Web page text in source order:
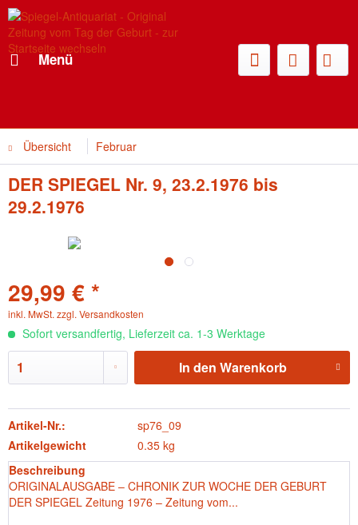
Menü
Übersicht Februar
DER SPIEGEL Nr. 9, 23.2.1976 bis
29.2.1976
29,99 € *
inkl. MwSt. zzgl. Versandkosten
Sofort versandfertig, Lieferzeit ca. 1-3 Werktage
In den Warenkorb
Artikel-Nr.:
sp76_09
Artikelgewicht
0.35 kg
Beschreibung
ORIGINALAUSGABE – CHRONIK ZUR WOCHE DER GEBURT
DER SPIEGEL Zeitung 1976 – Zeitung vom...